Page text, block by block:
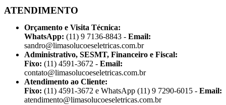
ATENDIMENTO
Orçamento e Visita Técnica:
WhatsApp: (11) 9 7136-8843 - Email:
sandro@limasolucoeseletricas.com.br
Administrativo, SESMT, Financeiro e Fiscal:
Fixo: (11) 4591-3672 - Email:
contato@limasolucoeseletricas.com.br
Atendimento ao Cliente:
Fixo: (11) 4591-3672 e WhatsApp (11) 9 7290-6015 - Email:
atendimento@limasolucoeseletricas.com.br